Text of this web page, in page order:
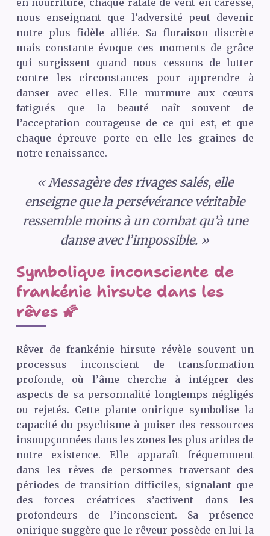
en nourriture, chaque rafale de vent en caresse,
nous enseignant que l’adversité peut devenir
notre plus fidèle alliée. Sa floraison discrète
mais constante évoque ces moments de grâce
qui surgissent quand nous cessons de lutter
contre les circonstances pour apprendre à
danser avec elles. Elle murmure aux cœurs
fatigués que la beauté naît souvent de
l’acceptation courageuse de ce qui est, et que
chaque épreuve porte en elle les graines de
notre renaissance.
« Messagère des rivages salés, elle
enseigne que la persévérance véritable
ressemble moins à un combat qu’à une
danse avec l’impossible. »
Symbolique inconsciente de
frankénie hirsute dans les
rêves 🌠
Rêver de frankénie hirsute révèle souvent un
processus inconscient de transformation
profonde, où l’âme cherche à intégrer des
aspects de sa personnalité longtemps négligés
ou rejetés. Cette plante onirique symbolise la
capacité du psychisme à puiser des ressources
insoupçonnées dans les zones les plus arides de
notre existence. Elle apparaît fréquemment
dans les rêves de personnes traversant des
périodes de transition difficiles, signalant que
des forces créatrices s’activent dans les
profondeurs de l’inconscient. Sa présence
onirique suggère que le rêveur possède en lui la